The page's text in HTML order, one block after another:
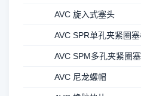
AVC 旋入式塞头
AVC SPR单孔夹紧圈
AVC SPM多孔夹紧圈
AVC 尼龙螺帽